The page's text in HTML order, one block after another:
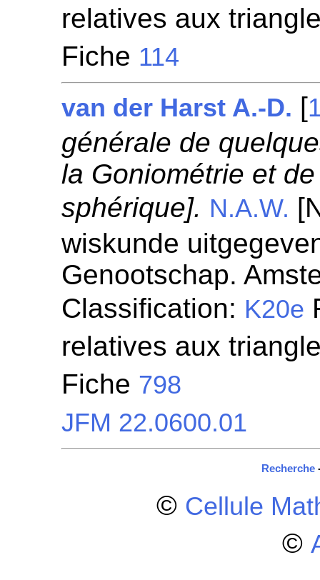
relatives aux
Fiche 114
van der Harst A.-D. [
générale de
la Goniométrie et
sphérique]. N.A.W.
wiskunde
Genootschap.
Classification: K20e
relatives aux
Fiche 798
JFM 22.0600.01
Recherche
© Cellule
©